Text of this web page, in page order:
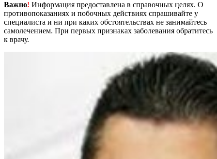
Важно! Информация предоставлена в справочных целях. О
противопоказаниях и побочных действиях спрашивайте у
специалиста и ни при каких обстоятельствах не занимайтесь
самолечением. При первых признаках заболевания обратитесь
к врачу.